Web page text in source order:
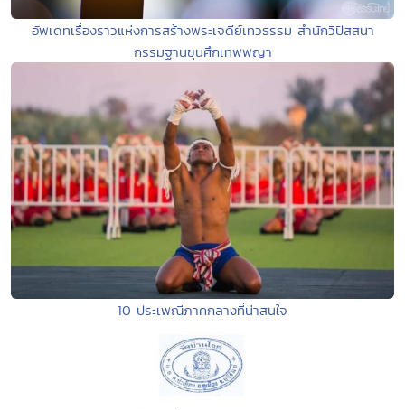
อัพเดทเรื่องราวแห่งการสร้างพระเจดีย์เทวธรรม สำนักวิปัสสนา
กรรมฐานขุนศึกเทพพญา
10 ประเพณีภาคกลางที่น่าสนใจ